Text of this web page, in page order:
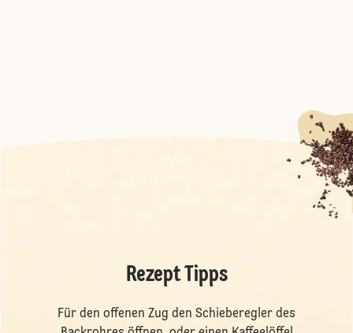
Rezept Tipps
Für den offenen Zug den Schieberegler des